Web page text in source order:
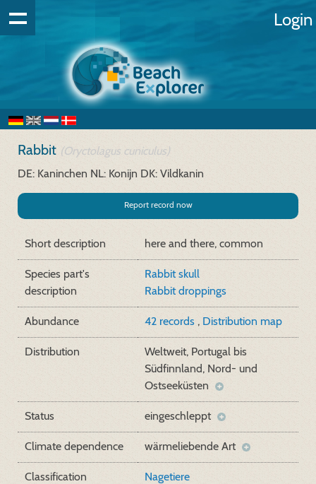
Login
Rabbit (Oryctolagus cuniculus)
DE: Kaninchen NL: Konijn DK: Vildkanin
Report record now
Short description here and there, common
Species part's
description
Rabbit skull
Rabbit droppings
Abundance 42 records , Distribution map
Distribution
Weltweit, Portugal bis
Südfinnland, Nord- und
Ostseeküsten
Status eingeschleppt
Climate dependence wärmeliebende Art
Classification Nagetiere